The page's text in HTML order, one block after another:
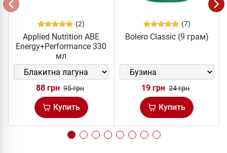
(2)
Applied Nutrition ABE
Energy+Performance 330
мл
88 грн 95 грн
Купить
(7)
Bolero Classic (9 грам)
19 грн 24 грн
Купить